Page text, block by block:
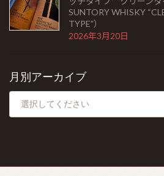
SUNTORY WHISKY
TYPE”）
2026年3月20日
月別アーカイブ
ゴールデンウィークの営
2026年4月19日
コンフィデンシャル ラ
ザ・エッセンス・オブ・